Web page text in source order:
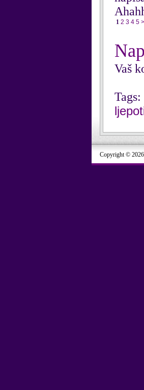
1 2 3 4 5 >
Vaš
Tags:
Copyright ©